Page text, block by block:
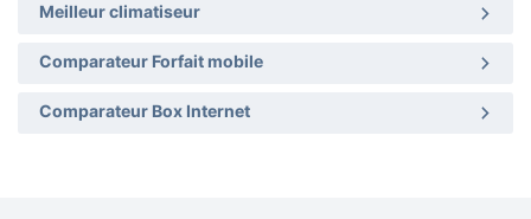
Meilleur climatiseur
Comparateur Forfait mobile
Comparateur Box Internet